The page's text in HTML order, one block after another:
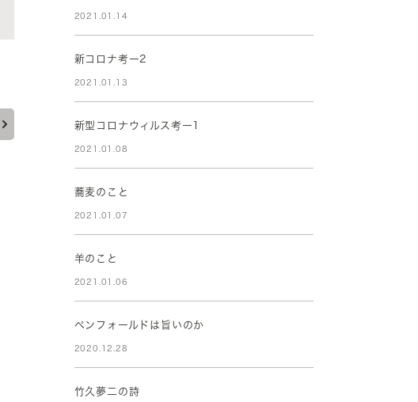
2021.01.14
新コロナ考ー2
2021.01.13
新型コロナウィルス考ー1
2021.01.08
蕎麦のこと
2021.01.07
羊のこと
2021.01.06
ペンフォールドは旨いのか
2020.12.28
竹久夢二の詩